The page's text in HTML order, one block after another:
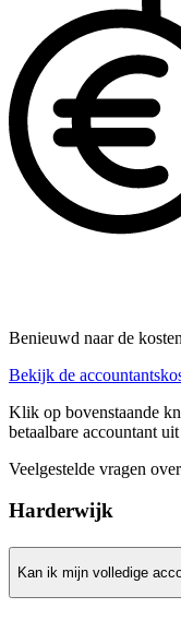
Benieuwd naar de
Bekijk de
Klik op bovenstaande
betaalbare accountant
Veelgestelde vragen
Harderwijk
Kan ik mijn volledige